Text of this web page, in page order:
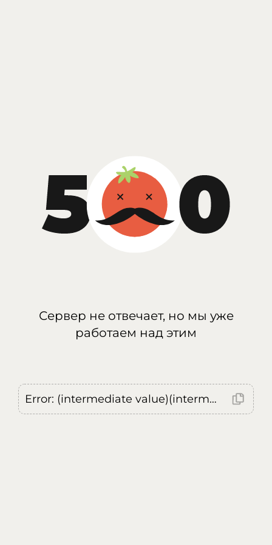
Сервер не отвечает, но мы уже
работаем над этим
Error: (intermediate value)(intermediate value)(intermediate value).replaceAll is not a function